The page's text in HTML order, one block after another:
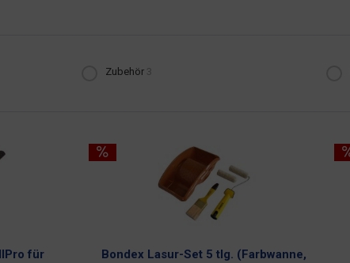
Zubehör 3
für
Bondex Lasur-Set 5 tlg. (Farbwanne,